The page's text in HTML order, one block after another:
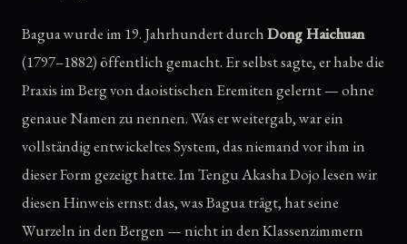
Bagua wurde im 19. Jahrhundert durchDong Haichuan
(1797–1882) öffentlich gemacht. Er selbst sagte, er habe die
Praxis im Berg von daoistischen Eremiten gelernt — ohne
genaue Namen zu nennen. Was er weitergab, war ein
vollständig entwickeltes System, das niemand vor ihm in
dieser Form gezeigt hatte. Im Tengu Akasha Dojo lesen wir
diesen Hinweis ernst: das, was Bagua trägt, hat seine
Wurzeln in den Bergen — nicht in den Klassenzimmern